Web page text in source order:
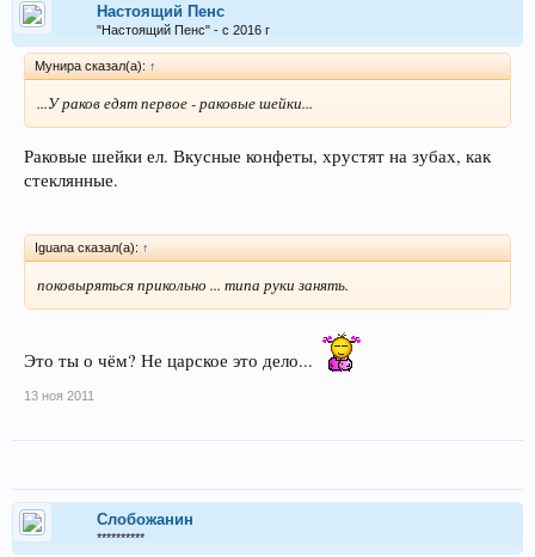
Настоящий Пенс
"Настоящий Пенс" - с 2016 г
Мунира сказал(а): ↑
...У раков едят первое - раковые шейки...
Раковые шейки ел. Вкусные конфеты, хрустят на зубах, как
стеклянные.
Iguana сказал(а): ↑
поковыряться прикольно ... типа руки занять.
Это ты о чём? Не царское это дело...
13 ноя 2011
Слобожанин
**********